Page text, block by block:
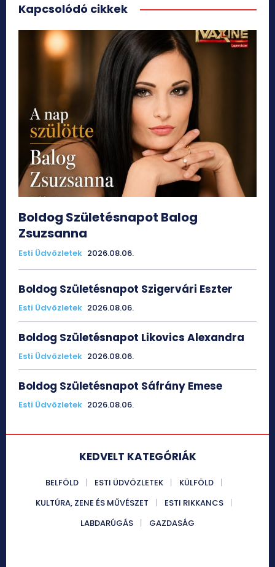
Kapcsolódó cikkek
Boldog Születésnapot Balog
Zsuzsanna
Esti Üdvözletek 2026.08.06.
Boldog Születésnapot Szigervári Eszter
Esti Üdvözletek 2026.08.06.
Boldog Születésnapot Likovics Alexandra
Esti Üdvözletek 2026.08.06.
Boldog Születésnapot Sáfrány Emese
Esti Üdvözletek 2026.08.06.
KEDVELT KATEGÓRIÁK
BELFÖLD ESTI ÜDVÖZLETEK
KÜLFÖLD
KULTÚRA, ZENE ÉS MŰVÉSZET
ESTI RIKKANCS
LABDARÚGÁS
GAZDASÁG